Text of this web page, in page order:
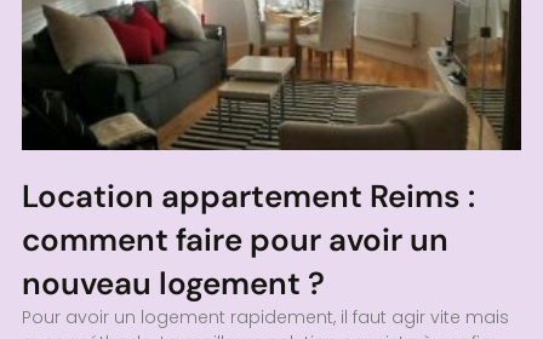
Location appartement Reims :
comment faire pour avoir un
nouveau logement ?
Pour avoir un logement rapidement, il faut agir vite mais